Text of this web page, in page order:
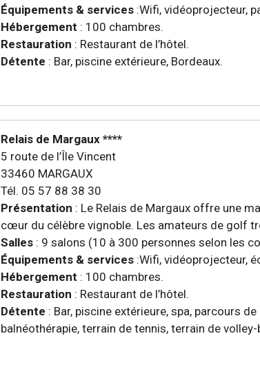
Équipements & services :Wifi, vidéoprojecteur,
Hébergement : 100 chambres.
Restauration : Restaurant de l’hôtel.
Détente : Bar, piscine extérieure, Bordeaux.
Relais de Margaux ****
5 route de l’Île Vincent
33460 MARGAUX
Tél. 05 57 88 38 30
Présentation : Le Relais de Margaux offre une
cœur du célèbre vignoble. Les amateurs de golf
Salles : 9 salons (10 à 300 personnes selon les
Équipements & services :Wifi, vidéoprojecteur,
Hébergement : 100 chambres.
Restauration : Restaurant de l’hôtel.
Détente : Bar, piscine extérieure, spa, parcours
balnéothérapie, terrain de tennis, terrain de volley-